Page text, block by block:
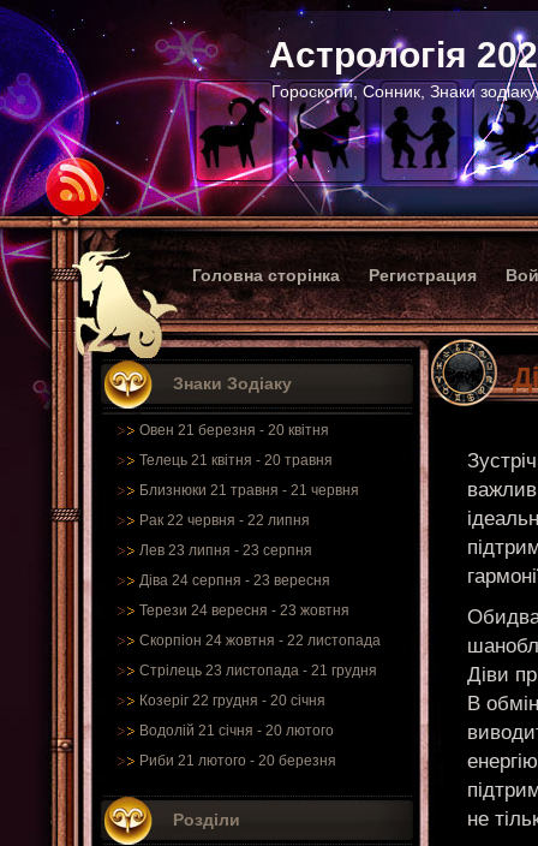
Астрологія
Гороскопи, Сонник, Знаки
Головна сторінка Регистрация
Знаки Зодіаку
Овен 21 березня - 20 квітня
Телець 21 квітня - 20 травня
Близнюки 21 травня - 21 червня
Рак 22 червня - 22 липня
Лев 23 липня - 23 серпня
Діва 24 серпня - 23 вересня
Терези 24 вересня - 23 жовтня
Скорпіон 24 жовтня - 22 листопада
Стрілець 23 листопада - 21 грудня
Козеріг 22 грудня - 20 січня
Водолій 21 січня - 20 лютого
Риби 21 лютого - 20 березня
Розділи
Обидва
Діви
В
не